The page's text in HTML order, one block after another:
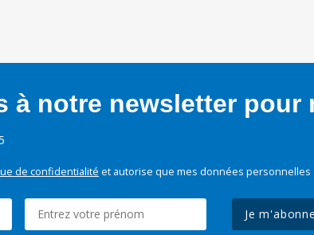
à notre newsletter pour
de confidentialité et autorise que mes données
Je m'abonne